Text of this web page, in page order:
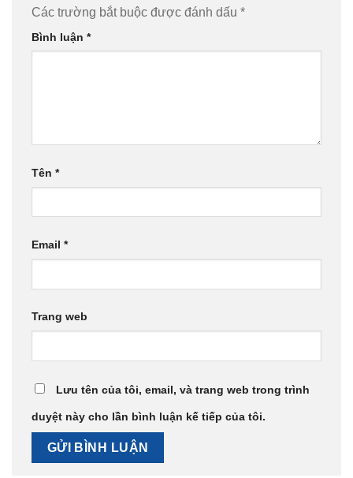
Các trường bắt buộc được đánh dấu *
Bình luận *
Tên *
Email *
Trang web
Lưu tên của tôi, email, và trang web trong trình
duyệt này cho lần bình luận kế tiếp của tôi.